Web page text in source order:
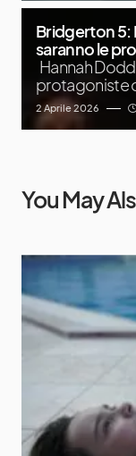
Bridgerton 5:
saranno le
Hannah
protagoniste
2 Aprile 2026
You May